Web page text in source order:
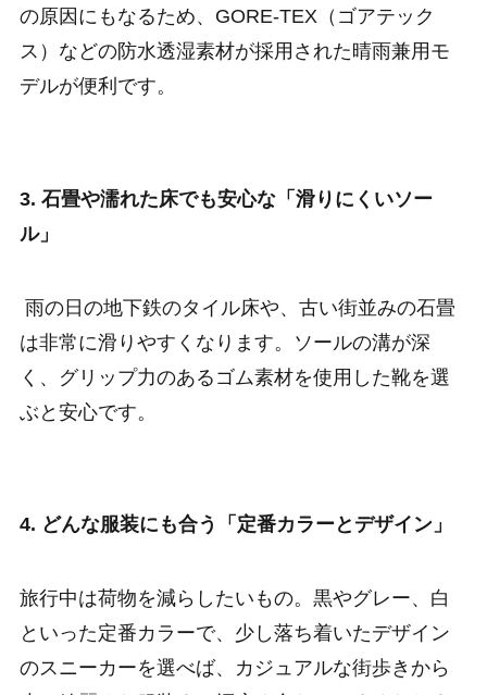
の原因にもなるため、GORE-TEX（ゴアテック
ス）などの防水透湿素材が採用された晴雨兼用モ
デルが便利です。
3. 石畳や濡れた床でも安心な「滑りにくいソー
ル」
雨の日の地下鉄のタイル床や、古い街並みの石畳
は非常に滑りやすくなります。ソールの溝が深
く、グリップ力のあるゴム素材を使用した靴を選
ぶと安心です。
4. どんな服装にも合う「定番カラーとデザイン」
旅行中は荷物を減らしたいもの。黒やグレー、白
といった定番カラーで、少し落ち着いたデザイン
のスニーカーを選べば、カジュアルな街歩きから